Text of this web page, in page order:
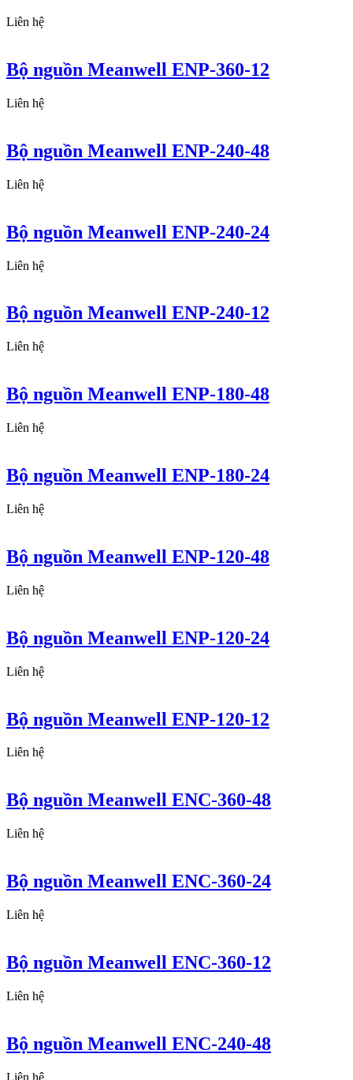
Liên hệ
Bộ nguồn Meanwell ENP-360-12
Liên hệ
Bộ nguồn Meanwell ENP-240-48
Liên hệ
Bộ nguồn Meanwell ENP-240-24
Liên hệ
Bộ nguồn Meanwell ENP-240-12
Liên hệ
Bộ nguồn Meanwell ENP-180-48
Liên hệ
Bộ nguồn Meanwell ENP-180-24
Liên hệ
Bộ nguồn Meanwell ENP-120-48
Liên hệ
Bộ nguồn Meanwell ENP-120-24
Liên hệ
Bộ nguồn Meanwell ENP-120-12
Liên hệ
Bộ nguồn Meanwell ENC-360-48
Liên hệ
Bộ nguồn Meanwell ENC-360-24
Liên hệ
Bộ nguồn Meanwell ENC-360-12
Liên hệ
Bộ nguồn Meanwell ENC-240-48
Liên hệ